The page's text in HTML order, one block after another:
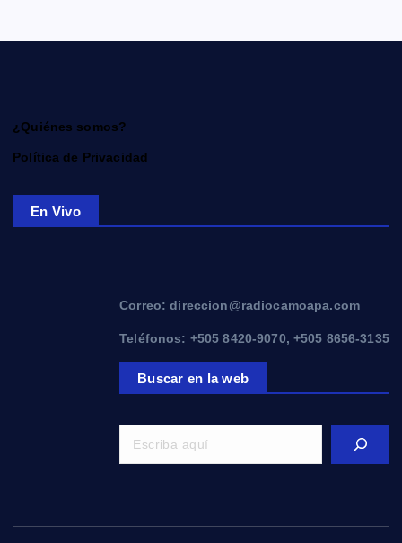
¿Quiénes somos?
Política de Privacidad
En Vivo
Correo: direccion@radiocamoapa.com
Teléfonos: +505 8420-9070, +505 8656-3135
Buscar en la web